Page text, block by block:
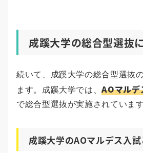
成蹊大学の総合型選抜
続いて、成蹊大学の総合型選抜
ます。成蹊大学では、AOマルデ
で総合型選抜が実施されています
成蹊大学のAOマルデス入試